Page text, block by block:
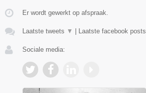
Er wordt gewerkt op afspraak.
Laatste tweets ▼ Laatste facebook posts
Sociale media: